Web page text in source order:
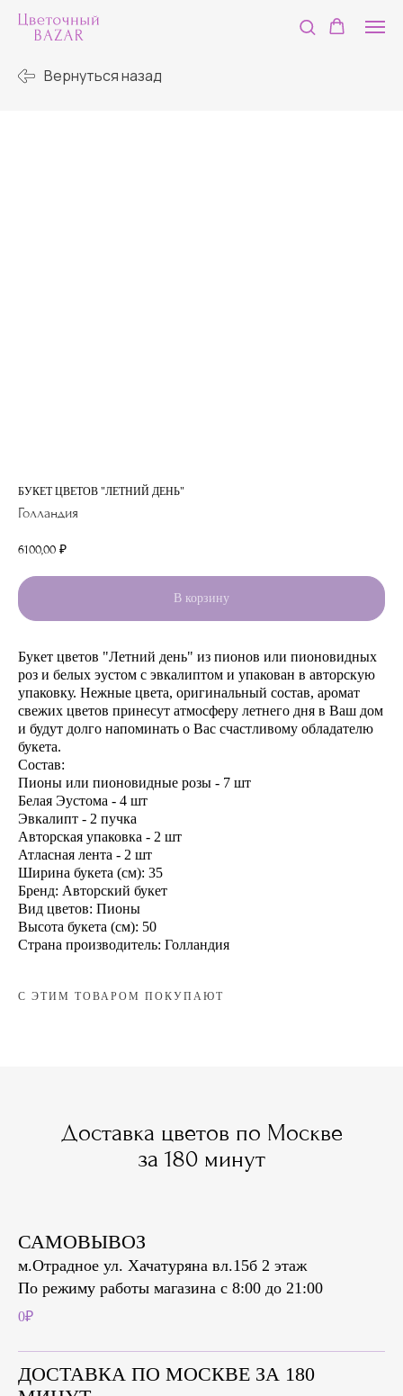
Вернуться назад
БУКЕТ ЦВЕТОВ "ЛЕТНИЙ ДЕНЬ"
Голландия
6100,00 ₽
В корзину
Букет цветов "Летний день" из пионов или пионовидных
роз и белых эустом с эвкалиптом и упакован в авторскую
упаковку. Нежные цвета, оригинальный состав, аромат
свежих цветов принесут атмосферу летнего дня в Ваш дом
и будут долго напоминать о Вас счастливому обладателю
букета.
Состав:
Пионы или пионовидные розы - 7 шт
Белая Эустома - 4 шт
Эвкалипт - 2 пучка
Авторская упаковка - 2 шт
Атласная лента - 2 шт
Ширина букета (см): 35
Бренд: Авторский букет
Вид цветов: Пионы
Высота букета (см): 50
Страна производитель: Голландия
С ЭТИМ ТОВАРОМ ПОКУПАЮТ
Доставка цветов по Москве
за 180 минут
САМОВЫВОЗ
м.Отрадное ул. Хачатуряна вл.15б 2 этаж
По режиму работы магазина с 8:00 до 21:00
0₽
ДОСТАВКА ПО МОСКВЕ ЗА 180